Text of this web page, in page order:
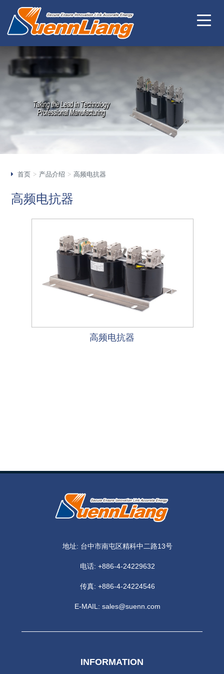
首页 产品介绍 高频电抗器
高频电抗器
高频电抗器
地址: 台中市南屯区精科中二路13号
电话:+886-4-24229632
传真: +886-4-24224546
E-MAIL:sales@suenn.com
INFORMATION